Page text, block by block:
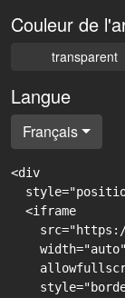
Couleur de
transparent
Langue
Français
<div
  <iframe
    width="auto"